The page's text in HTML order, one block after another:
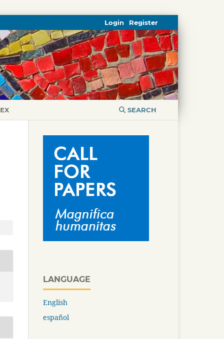
SEARCH
Register
Login
LANGUAGE
English
español